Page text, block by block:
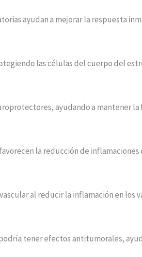
ayudan a mejorar la respuesta
las células del cuerpo del
ayudando a mantener la
la reducción de inflamaciones
al reducir la inflamación en los
tener efectos antitumorales,